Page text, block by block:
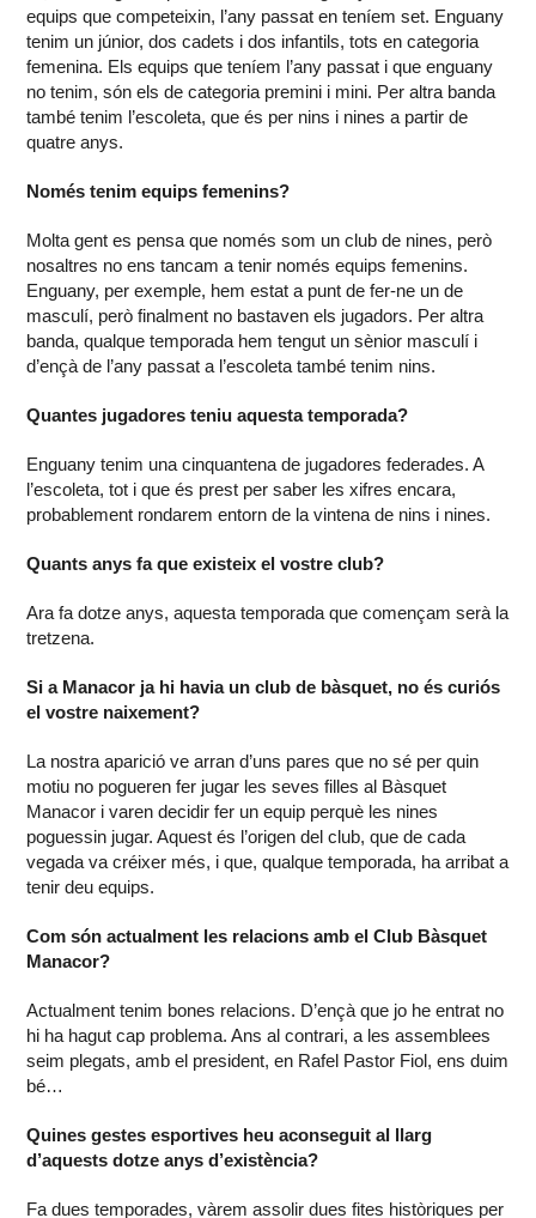
equips que competeixin, l’any passat en teníem set. Enguany
tenim un júnior, dos cadets i dos infantils, tots en categoria
femenina. Els equips que teníem l’any passat i que enguany
no tenim, són els de categoria premini i mini. Per altra banda
també tenim l’escoleta, que és per nins i nines a partir de
quatre anys.
Només tenim equips femenins?
Molta gent es pensa que només som un club de nines, però
nosaltres no ens tancam a tenir només equips femenins.
Enguany, per exemple, hem estat a punt de fer-ne un de
masculí, però finalment no bastaven els jugadors. Per altra
banda, qualque temporada hem tengut un sènior masculí i
d’ençà de l’any passat a l’escoleta també tenim nins.
Quantes jugadores teniu aquesta temporada?
Enguany tenim una cinquantena de jugadores federades. A
l’escoleta, tot i que és prest per saber les xifres encara,
probablement rondarem entorn de la vintena de nins i nines.
Quants anys fa que existeix el vostre club?
Ara fa dotze anys, aquesta temporada que començam serà la
tretzena.
Si a Manacor ja hi havia un club de bàsquet, no és curiós
el vostre naixement?
La nostra aparició ve arran d’uns pares que no sé per quin
motiu no pogueren fer jugar les seves filles al Bàsquet
Manacor i varen decidir fer un equip perquè les nines
poguessin jugar. Aquest és l’origen del club, que de cada
vegada va créixer més, i que, qualque temporada, ha arribat a
tenir deu equips.
Com són actualment les relacions amb el Club Bàsquet
Manacor?
Actualment tenim bones relacions. D’ençà que jo he entrat no
hi ha hagut cap problema. Ans al contrari, a les assemblees
seim plegats, amb el president, en Rafel Pastor Fiol, ens duim
bé…
Quines gestes esportives heu aconseguit al llarg
d’aquests dotze anys d’existència?
Fa dues temporades, vàrem assolir dues fites històriques per